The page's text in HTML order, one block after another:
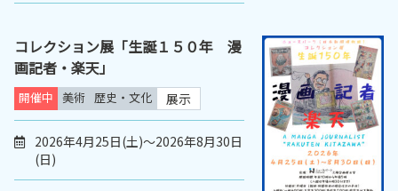
コレクション展「生誕１５０年 漫
画記者・楽天」
開催中 美術 歴史・文化 展示
2026年4月25日(土)～2026年8月30日
(日)